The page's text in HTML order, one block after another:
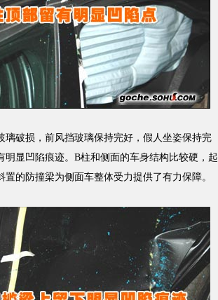
破损，前风挡玻璃保持完好，假人坐姿保持完
明显凹陷痕迹。B柱和侧面的车身结构比较硬，起
的防撞梁为侧面车整体受力提供了有力保障。